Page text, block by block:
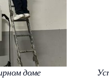
доме